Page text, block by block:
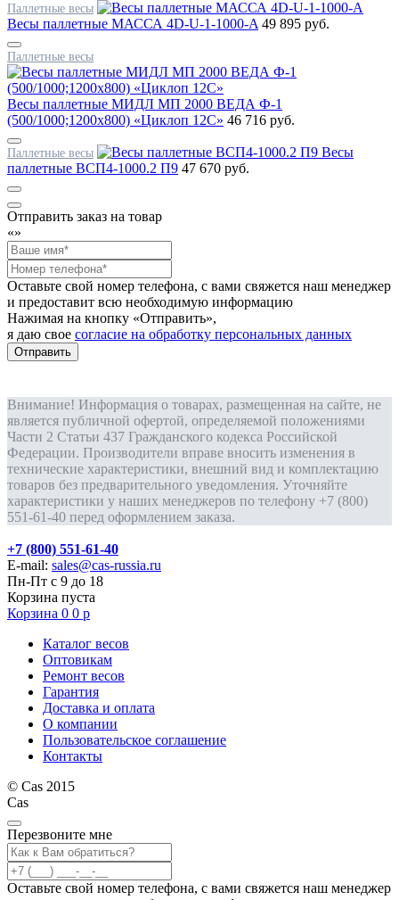
Паллетные весы
Весы паллетные МАССА 4D-U-1-1000-A 49 895 руб.
Паллетные весы
Весы паллетные МИДЛ МП 2000 ВЕДА Ф-1
(500/1000;1200x800) «Циклоп 12С» 46 716 руб.
Паллетные весы
Весы
паллетные ВСП4-1000.2 П9 47 670 руб.
Отправить заказ на товар
«»
Оставьте свой номер телефона, с вами свяжется наш менеджер
и предоставит всю необходимую информацию
Нажимая на кнопку «Отправить»,
я даю свое согласие на обработку персональных данных
Отправить
Внимание! Информация о товарах, размещенная на сайте, не
является публичной офертой, определяемой положениями
Части 2 Статьи 437 Гражданского кодекса Российской
Федерации. Производители вправе вносить изменения в
технические характеристики, внешний вид и комплектацию
товаров без предварительного уведомления. Уточняйте
характеристики у наших менеджеров по телефону +7 (800)
551-61-40 перед оформлением заказа.
+7 (800) 551-61-40
E-mail: sales@cas-russia.ru
Пн-Пт с 9 до 18
Корзина пуста
Корзина 0 0 р
Каталог весов
Оптовикам
Ремонт весов
Гарантия
Доставка и оплата
О компании
Пользовательское соглашение
Контакты
© Cas 2015
Cas
Перезвоните мне
Оставьте свой номер телефона, с вами свяжется наш менеджер